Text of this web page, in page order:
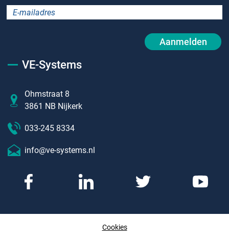
Aanmelden
VE-Systems
Ohmstraat 8
3861 NB Nijkerk
033-245 8334
info@ve-systems.nl
Cookies